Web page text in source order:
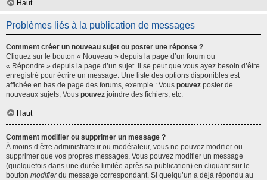
Haut
Problèmes liés à la publication de messages
Comment créer un nouveau sujet ou poster une réponse ?
Cliquez sur le bouton « Nouveau » depuis la page d’un forum ou
« Répondre » depuis la page d’un sujet. Il se peut que vous ayez besoin d’être
enregistré pour écrire un message. Une liste des options disponibles est
affichée en bas de page des forums, exemple : Vous pouvez poster de
nouveaux sujets, Vous pouvez joindre des fichiers, etc.
Haut
Comment modifier ou supprimer un message ?
À moins d’être administrateur ou modérateur, vous ne pouvez modifier ou
supprimer que vos propres messages. Vous pouvez modifier un message
(quelquefois dans une durée limitée après sa publication) en cliquant sur le
bouton modifierdu message correspondant. Si quelqu’un a déjà répondu au